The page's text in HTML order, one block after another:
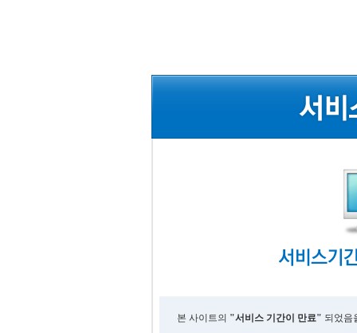
본 사이트의 "서비스 기간이 만료" 되었음